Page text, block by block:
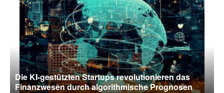
Die KI-gestützten Startups revolutionieren das
Finanzwesen durch algorithmische Prognosen